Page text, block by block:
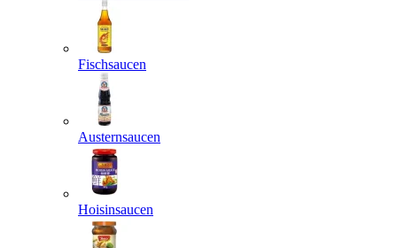
Fischsaucen
Austernsaucen
Hoisinsaucen